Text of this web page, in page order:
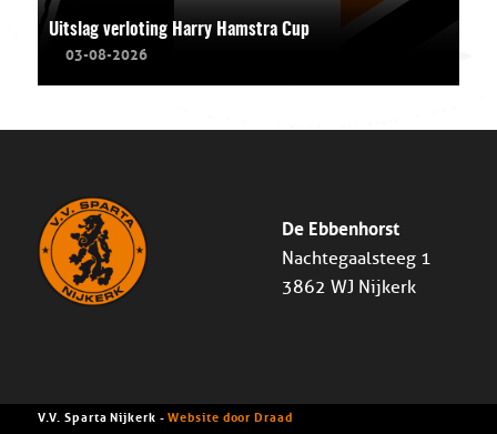
Uitslag verloting Harry Hamstra Cup
03-08-2026
De Ebbenhorst
Nachtegaalsteeg 1
3862 WJ Nijkerk
V.V. Sparta Nijkerk -Website door Draad